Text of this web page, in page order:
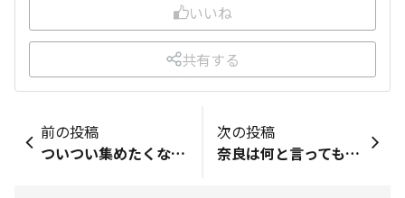
いいね
共有する
前の投稿
ついつい集めたくなるハワイのミニチュア 1月から展開ってあるけど、私の近所では見かけないですね😓 カプセルトイ 地球の歩き方ミニチュアキーチェーン🌺
次の投稿
奈良は何と言ってもここです！ 高速餅つきで有名な中谷堂